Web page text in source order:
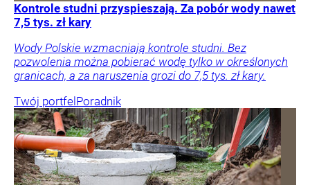
Kontrole studni przyspieszają. Za pobór wody nawet
7,5 tys. zł kary
Wody Polskie wzmacniają kontrole studni. Bez
pozwolenia można pobierać wodę tylko w określonych
granicach, a za naruszenia grozi do 7,5 tys. zł kary.
Twój portfelPoradnik